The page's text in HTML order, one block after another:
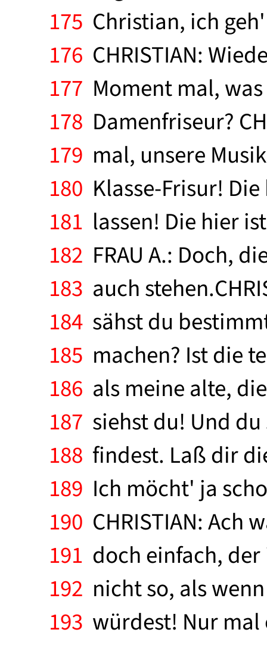
175 Christian, ich
176 CHRISTIAN:
177 Moment mal,
178 Damenfriseur?
179 mal, unsere
180 Klasse-Frisur!
181 lassen! Die hier
182 FRAU A.: Doch,
183 auch
184 sähst du
185 machen? Ist die
186 als meine alte,
187 siehst du! Und
188 findest. Laß dir
189 Ich möcht' ja
190 CHRISTIAN: Ach
191 doch einfach,
192 nicht so, als
193 würdest! Nur mal